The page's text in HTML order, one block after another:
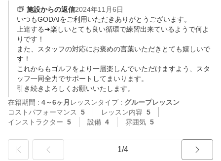
施設からの返信2024年11月6日
いつもGODAIをご利用いただきありがとうございます。
上達する➔楽しいとても良い循環で練習出来ているようで何よ
りです！
また、スタッフの対応にお褒めの言葉いただきとても嬉しいで
す！
これからもゴルフをより一層楽しんでいただけますよう、スタ
ッフ一同全力でサポートしてまいります。
引き続きよろしくお願いいたします。
在籍期間 : 4～6ヶ月 レッスンタイプ : グループレッスン
コストパフォーマンス
5 レッスン内容 5
インストラクター 5 設備 4 雰囲気 5
1/4